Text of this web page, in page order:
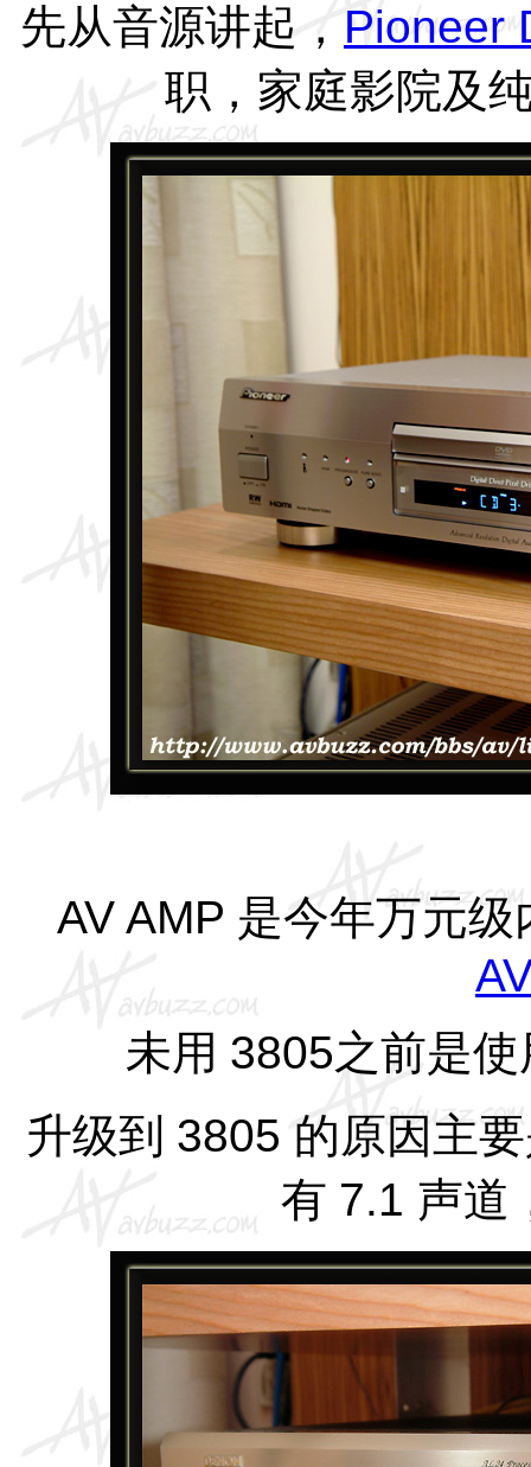
先从音源讲起， Pioneer
职，家庭影院及
AV AMP 是今年万元
未用 3805之前是
升级到 3805 的原因主
有 7.1 声道